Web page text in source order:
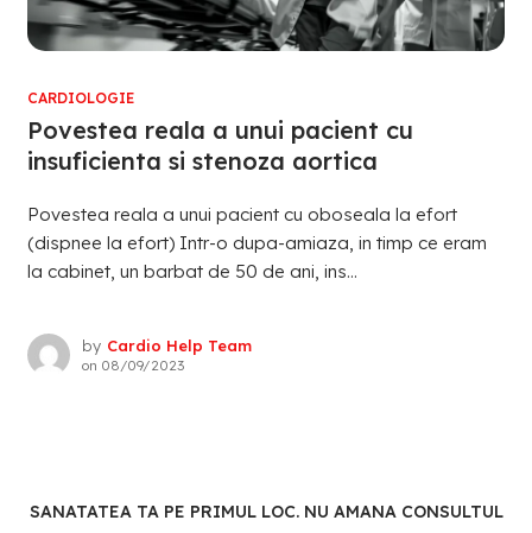
CARDIOLOGIE
Povestea reala a unui pacient cu
insuficienta si stenoza aortica
Povestea reala a unui pacient cu oboseala la efort
(dispnee la efort) Intr-o dupa-amiaza, in timp ce eram
la cabinet, un barbat de 50 de ani, ins...
by Cardio Help Team
on 08/09/2023
SANATATEA TA PE PRIMUL LOC. NU AMANA CONSULTUL